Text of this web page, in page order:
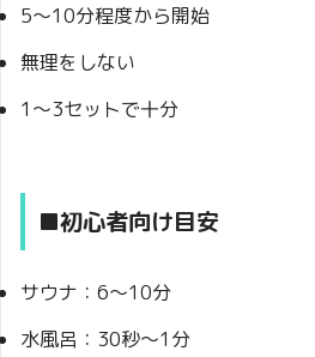
5〜10分程度から開始
無理をしない
1〜3セットで十分
■初心者向け目安
サウナ：6〜10分
水風呂：30秒〜1分